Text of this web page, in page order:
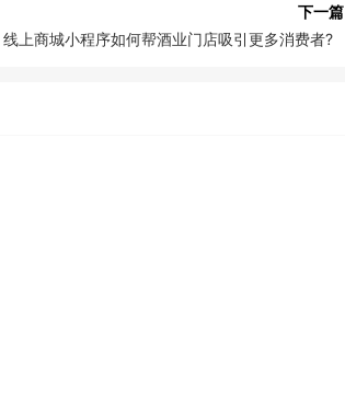
下一篇
上商城小程序如何帮酒业门店吸引更多消费者?